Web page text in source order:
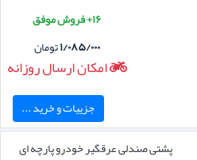
۱۶+ فروش موفق
۱/۰۸۵/۰۰۰تومان
امکان ارسال روزانه
جزییات و خرید ...
پشتی صندلی عرقگیر خودرو پارچه ای